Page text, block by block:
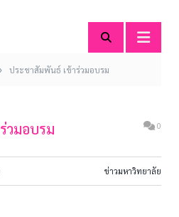
ประชาสัมพันธ์ เข้าร่วมอบรม
วมอบรม 0
ข่าวมหาวิทยาลัย